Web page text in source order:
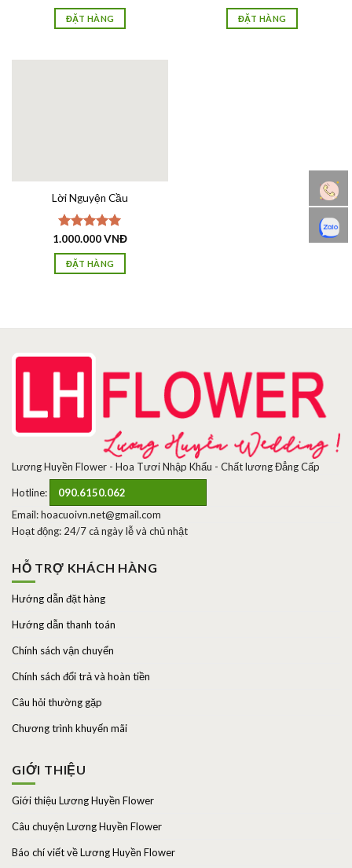
hạng5.00
5 sao
ĐẶT HÀNG
hạng5.00
5 sao
ĐẶT HÀNG
Lời Nguyện Cầu
Được xếp
hạng5.00
5 sao
1.000.000VNĐ
ĐẶT HÀNG
Lương Huyền Flower - Hoa Tươi Nhập Khẩu - Chất lương Đẳng Cấp
Hotline:
090.6150.062
Email: hoacuoivn.net@gmail.com
Hoạt động: 24/7 cả ngày lễ và chủ nhật
HỖ TRỢ KHÁCH HÀNG
Hướng dẫn đặt hàng
Hướng dẫn thanh toán
Chính sách vận chuyển
Chính sách đổi trả và hoàn tiền
Câu hỏi thường gặp
Chương trình khuyến mãi
GIỚI THIỆU
Giới thiệu Lương Huyền Flower
Câu chuyện Lương Huyền Flower
Báo chí viết về Lương Huyền Flower